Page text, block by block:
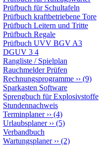
Prüfbuch für Schultafeln
Prüfbuch kraftbetriebene Tore
Prüfbuch Leitern und Tritte
Prüfbuch Regale
Prüfbuch UVV BGV A3
DGUV 3 4
Rangliste / Spielplan
Rauchmelder Prüfen
Rechnungsprogramme ›› (9)
Sparkasten Software
Sprengbuch für Explosivstoffe
Stundennachweis
Terminplaner›› (4)
Urlaubsplaner›› (5)
Verbandbuch
Wartungsplaner›› (2)